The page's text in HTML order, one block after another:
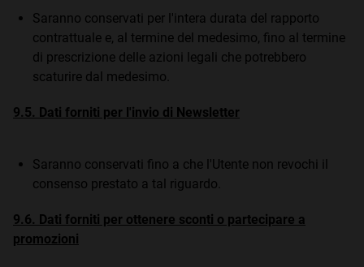
Saranno conservati per l'intera durata del rapporto
contrattuale e, al termine del medesimo, fino al termine
di prescrizione delle azioni legali che potrebbero
scaturire dal medesimo.
9.5. Dati forniti per l'invio di Newsletter
Saranno conservati fino a che l'Utente non revochi il
consenso prestato a tal riguardo.
9.6. Dati forniti per ottenere sconti o partecipare a
promozioni